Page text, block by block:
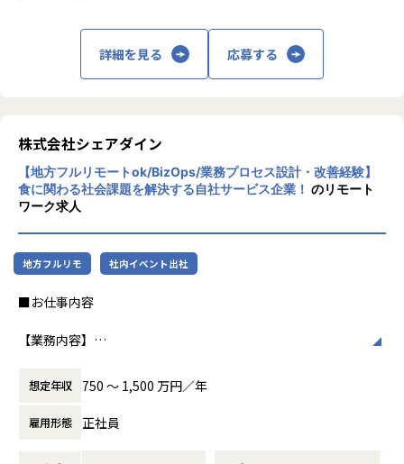
ハコベルでは複数プロダクトを展開しており、プロダクトご
とに使用する言語が異なります。
ご希望やポジション状況によって、他言語のプロダクト開発
・入社5年目でVPoTにキャリアアップ
・20代でエンジニアリングマネージャーにキャリアアップ
・新卒2年目でカスタマーサクセスに挑戦するメンバー
・エンジニアからPdMへキャリアチェンジ
年齢を問わずご活躍できるフィールドがあり、20-30代の若
手メンバーが活躍しています！
配属されるシステム開発部 マッチングシステムGは、10名の
・EM赤川
エンジニアチームだけでなく、PdM、セールス、CS、それぞ
【当社について】
私たちは「食の世界からソーシャルトランスフォーメーショ
ンを駆動する」をパーパスに掲げ、「料理の世界をもっとフ
ラットに。もっとオープンに。」をミッションとする日本発
ダレス就労インフラの構築を目指しています。
INK（シェフリンク）」、海外進出の即戦力シェフ採用を支
援する「CHEFLINK Global」、ご家庭向け出張シェフサービ
ス「SHAREDINE」の3事業を展開し、登録料理人数は4万人
を突破（2026年2月時点）。日本最大級の料理人キャリアプ
ラットフォームとして急成長を続けています。
シリーズBラウンドにて総額26億円の資金調達を完了。DBJ
キャピタル、JICベンチャー・グロース・インベストメンツ
をはじめ、みずほ銀行、静岡銀行、りそな銀行など政府系投
資家・主要金融機関からの出資を受け、日本の食文化を支え
るグローバルインフラの構築を加速しています。
【募集背景】
りません。飲食業界の「労働インフラ」になること——採
詳細を見る 応募する
株式会社シェアダイン
【地方フルリモートok/BizOps/業務プロセス設計・改善経験】
食に関わる社会課題を解決する自社サービス企業！ のリモート
ワーク求人
地方フルリモ 社内イベント出社
■お仕事内容
【業務内容】
役割です。そのミッションの中核として、スケーラブルなカ
スタマーサポート機能の立ち上げと組織化を担っていただき
ます。飲食業界の労働インフラを支えるうえで、事業がスケ
ールしても破綻しない業務とサポートの仕組みを、ゼロから
想定年収 750 〜 1,500 万円／年
雇用形態 正社員